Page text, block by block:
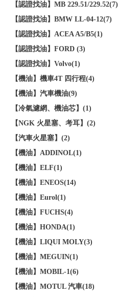
【認證找油】MB 229.51/229.52(7)
【認證找油】BMW LL-04-12(7)
【認證找油】ACEA A5/B5(1)
【認證找油】FORD (3)
【認證找油】Volvo(1)
【機油】機車4T 四行程(4)
【機油】汽車機油(9)
【冷氣濾網、機油芯】(1)
【NGK 火星塞、考耳】(2)
【汽車火星塞】(2)
【機油】ADDINOL(1)
【機油】ELF(1)
【機油】ENEOS(14)
【機油】Eurol(1)
【機油】FUCHS(4)
【機油】HONDA(1)
【機油】LIQUI MOLY(3)
【機油】MEGUIN(1)
【機油】MOBIL-1(6)
【機油】MOTUL 汽車(18)